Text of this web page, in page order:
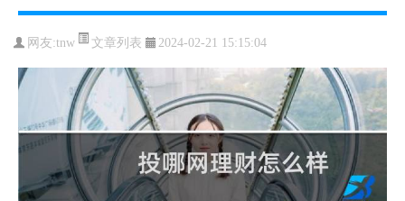
网友:tnw 文章列表 2024-02-21 15:15:04